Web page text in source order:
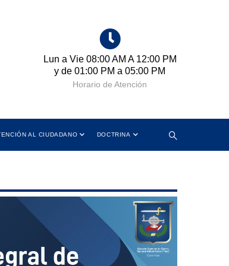
Lun a Vie 08:00 AM A 12:00 PM
y de 01:00 PM a 05:00 PM
Horario de Atención
AL CIUDADANO DOCTRINA